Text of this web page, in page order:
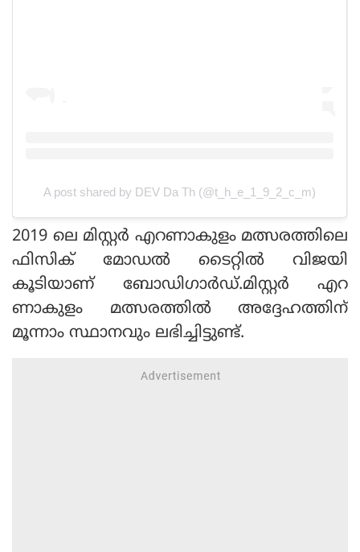
A post shared by DEV Da Th (@t_h_e_1_9_2_c_m)
2019 ലെ മിസ്റ്റര്‍ എറണാകുളം മത്സരത്തിലെ
ഫിസിക് മോഡല്‍ ടൈറ്റില്‍ വിജയി
കൂടിയാണ് ബോഡിഗാര്‍ഡ്.മിസ്റ്റര്‍ എറ
ണാകുളം മത്സരത്തില്‍ അദ്ദേഹത്തിന്
മൂന്നാം സ്ഥാനവും ലഭിച്ചിട്ടുണ്ട്.